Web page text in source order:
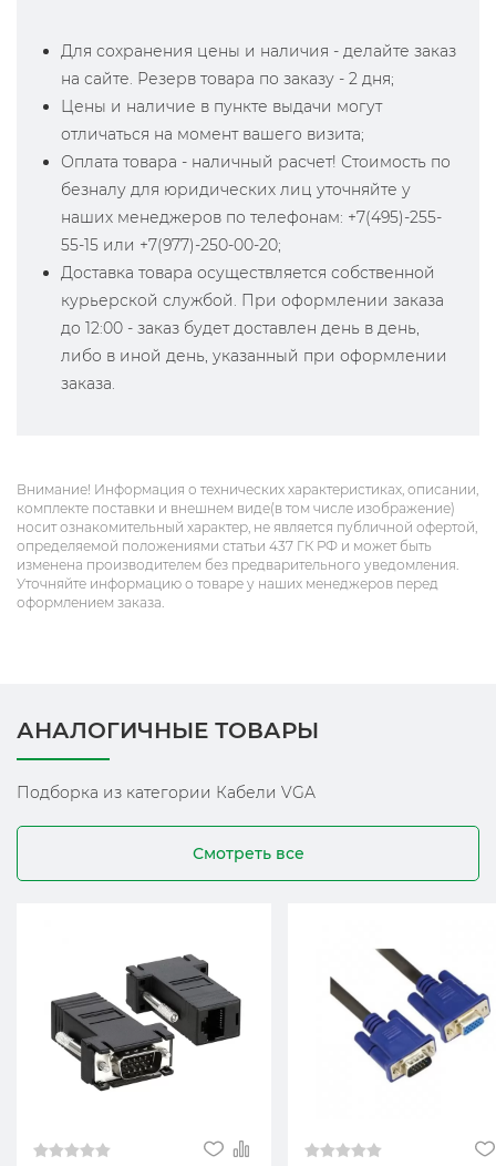
Для сохранения цены и наличия - делайте заказ
на сайте. Резерв товара по заказу - 2 дня;
Цены и наличие в пункте выдачи могут
отличаться на момент вашего визита;
Оплата товара - наличный расчет! Стоимость по
безналу для юридических лиц уточняйте у
наших менеджеров по телефонам: +7(495)-255-
55-15 или +7(977)-250-00-20;
Доставка товара осуществляется собственной
курьерской службой. При оформлении заказа
до 12:00 - заказ будет доставлен день в день,
либо в иной день, указанный при оформлении
заказа.
Внимание! Информация о технических характеристиках, описании,
комплекте поставки и внешнем виде(в том числе изображение)
носит ознакомительный характер, не является публичной офертой,
определяемой положениями статьи 437 ГК РФ и может быть
изменена производителем без предварительного уведомления.
Уточняйте информацию о товаре у наших менеджеров перед
оформлением заказа.
АНАЛОГИЧНЫЕ ТОВАРЫ
Подборка из категории Кабели VGA
Смотреть все